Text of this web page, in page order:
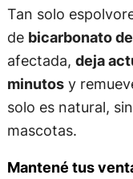
Tan solo
de bicarbonato
afectada, deja
minutosy
solo es natural,
mascotas.
Mantené tus